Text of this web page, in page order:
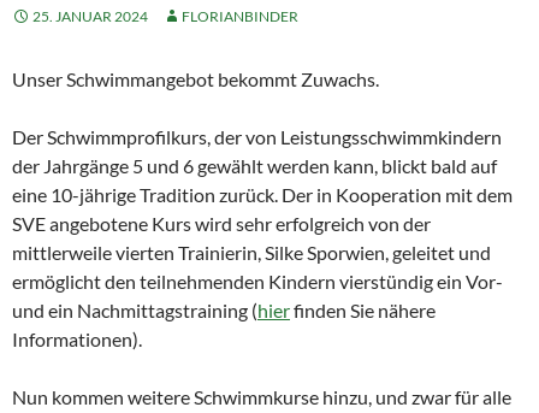
25. JANUAR 2024 FLORIANBINDER
Unser Schwimmangebot bekommt Zuwachs.
Der Schwimmprofilkurs, der von Leistungsschwimmkindern
der Jahrgänge 5 und 6 gewählt werden kann, blickt bald auf
eine 10-jährige Tradition zurück. Der in Kooperation mit dem
SVE angebotene Kurs wird sehr erfolgreich von der
mittlerweile vierten Trainierin, Silke Sporwien, geleitet und
ermöglicht den teilnehmenden Kindern vierstündig ein Vor-
und ein Nachmittagstraining (hierfinden Sie nähere
Informationen).
Nun kommen weitere Schwimmkurse hinzu, und zwar für alle